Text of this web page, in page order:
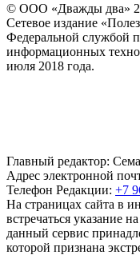
© ООО «Дважды два»
Сетевое издание
Федеральной службой
информационных
июля 2018 года.
Главный редактор:
Адрес электронной
Телефон Редакции: +7
На страницах сайта в
встречаться указание
данный сервис
которой признана